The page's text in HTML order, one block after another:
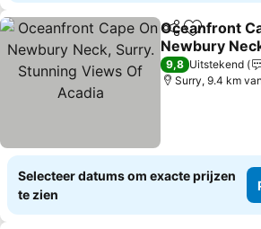
Delen
Oceanfront
Newbury
Stunning
Prijzen
9,8 Uitstekend
Surry, 9.4 km
Selecteer datums om exacte prijzen
te zien